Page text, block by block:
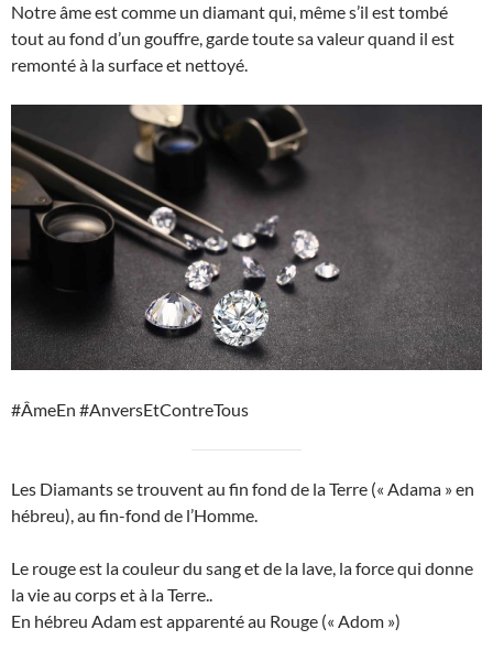
Notre âme est comme un diamant qui, même s’il est tombé
tout au fond d’un gouffre, garde toute sa valeur quand il est
remonté à la surface et nettoyé.
#ÂmeEn #AnversEtContreTous
Les Diamants se trouvent au fin fond de la Terre (« Adama » en
hébreu), au fin-fond de l’Homme.
Le rouge est la couleur du sang et de la lave, la force qui donne
la vie au corps et à la Terre..
En hébreu Adam est apparenté au Rouge (« Adom »)